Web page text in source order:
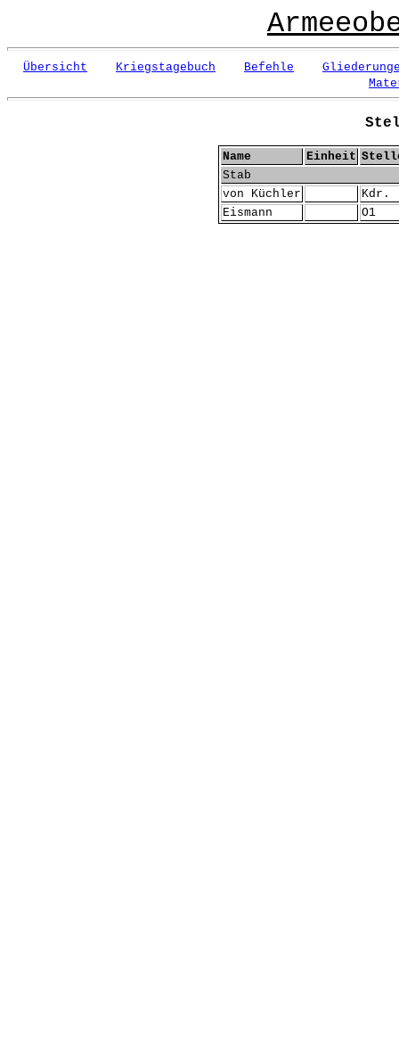
Übersicht Kriegstagebuch Befehle
Name Einheit
Stab
von Küchler
Kdr.
Eismann
O1